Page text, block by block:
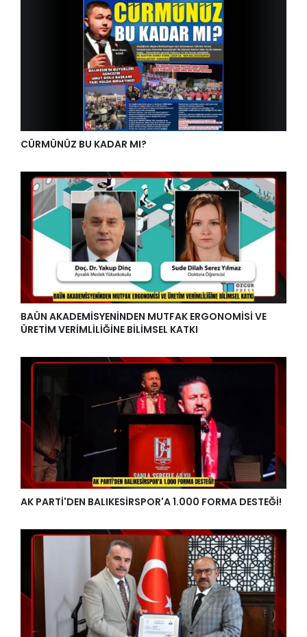
CÜRMÜNÜZ BU KADAR MI?
BAÜN AKADEMİSYENİNDEN MUTFAK ERGONOMİSİ VE
ÜRETİM VERİMLİLİĞİNE BİLİMSEL KATKI
AK PARTİ'DEN BALIKESİRSPOR'A 1.000 FORMA DESTEĞİ!